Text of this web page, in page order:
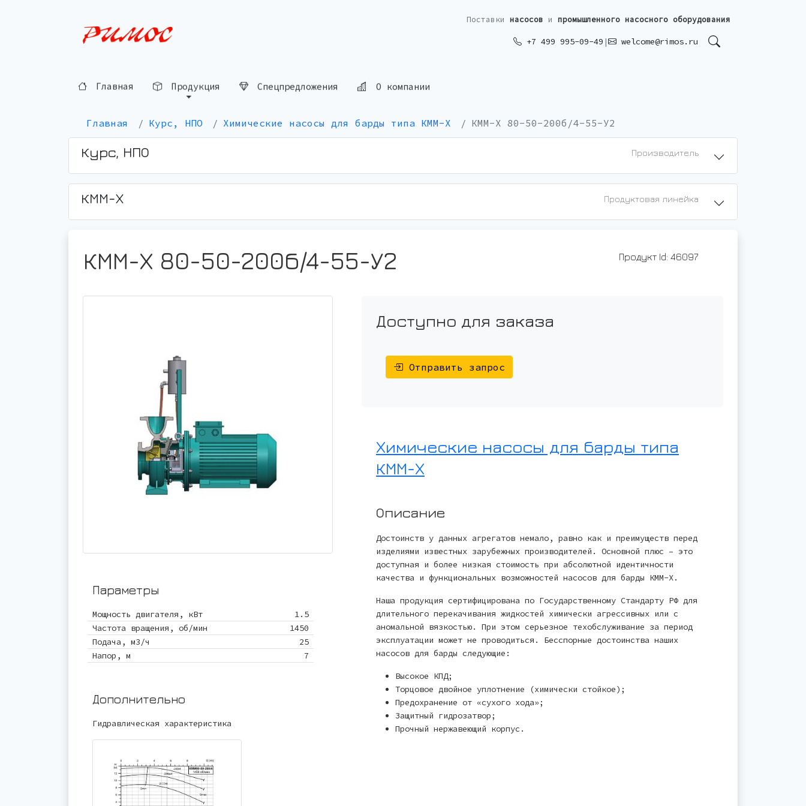
Поставки насосов и промышленного насосного оборудования
+7 499 995-09-49 | welcome@rimos.ru
Главная Продукция Спецпредложения О компании
Главная Курс, НПО Химические насосы для барды типа КММ-Х КММ-Х 80-50-200б/4-55-У2
Курс, НПО Производитель
КММ-Х Продуктовая линейка
КММ-Х 80-50-200б/4-55-У2 Продукт Id: 46097
Параметры
Мощность двигателя, кВт
1.5
Частота вращения, об/мин
1450
Подача, м3/ч
25
Напор, м
7
Дополнительно
Гидравлическая характеристика
Доступно для заказа
Отправить запрос
Химические насосы для барды типа
КММ-Х
Описание
Достоинств у данных агрегатов немало, равно как и преимуществ перед
изделиями известных зарубежных производителей. Основной плюс – это
доступная и более низкая стоимость при абсолютной идентичности
качества и функциональных возможностей насосов для барды КММ-Х.
Наша продукция сертифицирована по Государственному Стандарту РФ для
длительного перекачивания жидкостей химически агрессивных или с
аномальной вязкостью. При этом серьезное техобслуживание за период
эксплуатации может не проводиться. Бесспорные достоинства наших
насосов для барды следующие:
Высокое КПД;
Торцовое двойное уплотнение (химически стойкое);
Предохранение от «сухого хода»;
Защитный гидрозатвор;
Прочный нержавеющий корпус.